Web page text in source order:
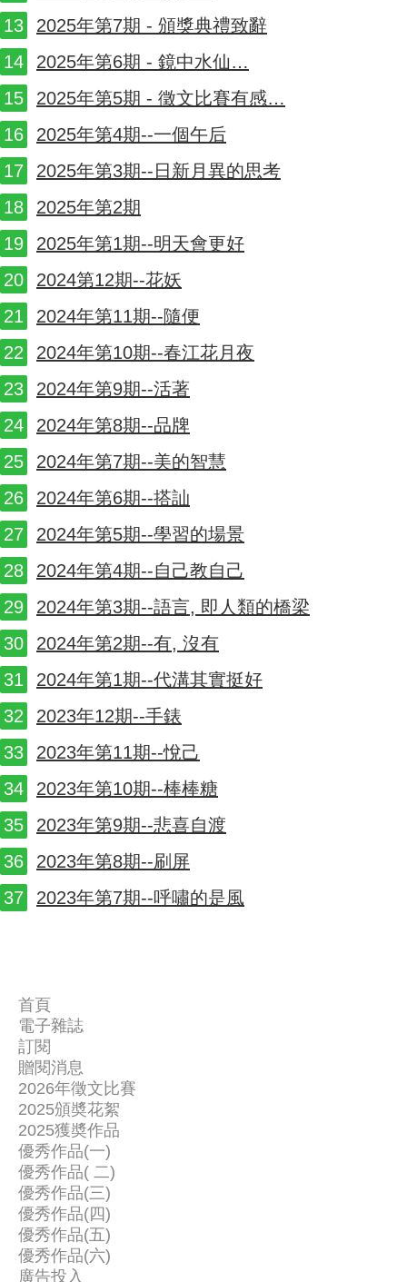
2025年第7期 - 頒獎典禮致辭
2025年第6期 - 鏡中水仙…
2025年第5期 - 徵文比賽有感…
2025年第4期--一個午后
2025年第3期--日新月異的思考
2025年第2期
2025年第1期--明天會更好
2024第12期--花妖
2024年第11期--隨便
2024年第10期--春江花月夜
2024年第9期--活著
2024年第8期--品牌
2024年第7期--美的智慧
2024年第6期--搭訕
2024年第5期--學習的場景
2024年第4期--自己教自己
2024年第3期--語言, 即人類的橋梁
2024年第2期--有, 沒有
2024年第1期--代溝其實挺好
2023年12期--手錶
2023年第11期--悅己
2023年第10期--棒棒糖
2023年第9期--悲喜自渡
2023年第8期--刷屏
2023年第7期--呼嘯的是風
首頁
關
於
我
們
讀
者
新
聞
聯
絡
我
們
電子雜誌
訂閱
贈閱消息
2026年徵文比賽
2025頒奬花絮
2025獲奬作品
一
等
獎
-
-
二
等
獎
作
三
等
獎
優秀作品(一)
優秀作品( 二)
優秀作品(三)
優秀作品(四)
優秀作品(五)
優秀作品(六)
廣告投入